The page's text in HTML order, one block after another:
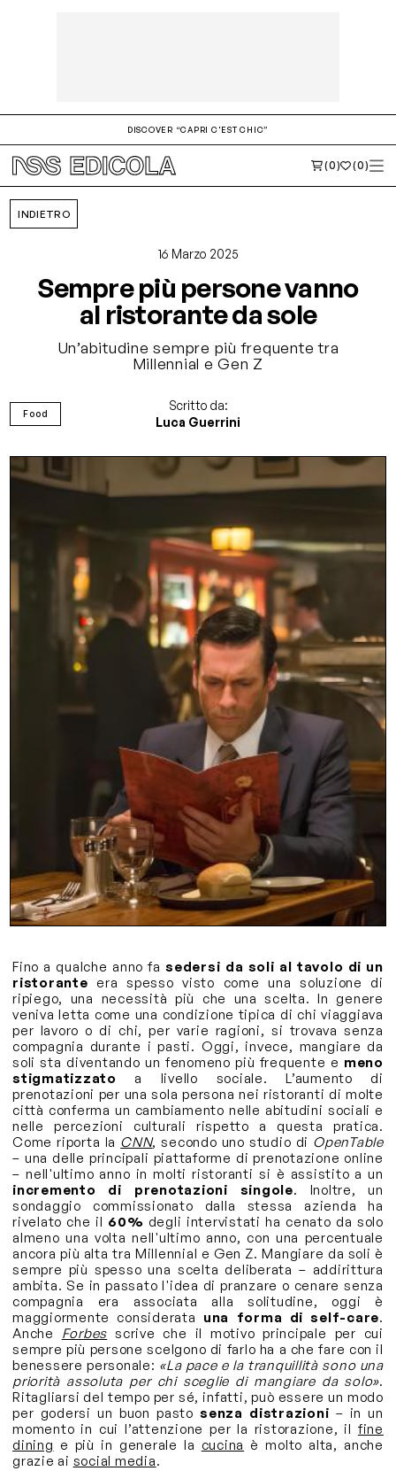
DISCOVER “CAPRI C'EST CHIC”
(0) (0)
INDIETRO
16 Marzo 2025
Sempre più persone vanno
al ristorante da sole
Un’abitudine sempre più frequente tra
Millennial e Gen Z
Food
Scritto da:
Luca Guerrini
Fino a qualche anno fasedersi da soli al tavolo di un
ristorante era spesso visto come una soluzione di
ripiego, una necessità più che una scelta. In genere
veniva letta come una condizione tipica di chi viaggiava
per lavoro o di chi, per varie ragioni, si trovava senza
compagnia durante i pasti. Oggi, invece, mangiare da
soli sta diventando un fenomeno più frequente e meno
stigmatizzato a livello sociale. L’aumento di
prenotazioni per una sola persona nei ristoranti di molte
città conferma un cambiamento nelle abitudini sociali e
nelle percezioni culturali rispetto a questa pratica.
Come riporta la CNN, secondo uno studio di OpenTable
– una delle principali piattaforme di prenotazione online
– nell'ultimo anno in molti ristoranti si è assistito a un
incremento di prenotazioni singole. Inoltre, un
sondaggio commissionato dalla stessa azienda ha
rivelato che il 60% degli intervistati ha cenato da solo
almeno una volta nell'ultimo anno, con una percentuale
ancora più alta tra Millennial e Gen Z. Mangiare da soli è
sempre più spesso una scelta deliberata – addirittura
ambita. Se in passato l'idea di pranzare o cenare senza
compagnia era associata alla solitudine, oggi è
maggiormente considerata una forma di self-care.
Anche Forbes scrive che il motivo principale per cui
sempre più persone scelgono di farlo ha a che fare con il
benessere personale: «La pace e la tranquillità sono una
priorità assoluta per chi sceglie di mangiare da solo».
Ritagliarsi del tempo per sé, infatti, può essere un modo
per godersi un buon pastosenza distrazioni – in un
momento in cui l’attenzione per la ristorazione, il fine
dining e più in generale la cucina è molto alta, anche
grazie ai social media.